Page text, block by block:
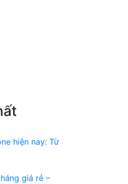
hiện nay: Từ
giá rẻ –